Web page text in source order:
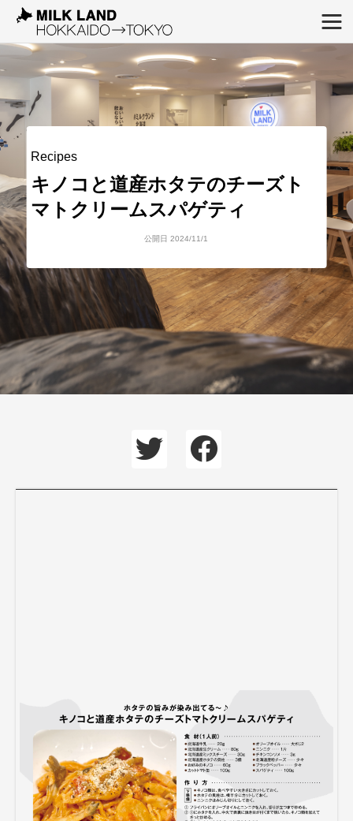
Recipes
キノコと道産ホタテのチーズト
マトクリームスパゲティ
公開日 2024/11/1